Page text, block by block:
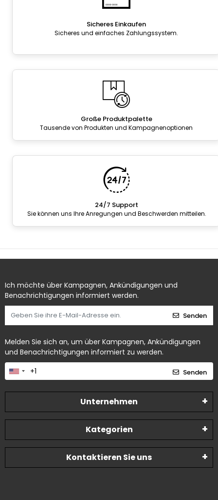
Sicheres Einkaufen
Sicheres und einfaches Zahlungssystem.
Große Produktpalette
Tausende von Produkten und Kampagnenoptionen
24/7 Support
Sie können uns Ihre Anregungen und Beschwerden mitteilen.
Ich möchte über Kampagnen, Ankündigungen und
Benachrichtigungen informiert werden.
Senden
Melden Sie sich an, um über Kampagnen, Ankündigungen
und Benachrichtigungen informiert zu werden.
Senden
Unternehmen
Kategorien
Kontaktieren Sie uns